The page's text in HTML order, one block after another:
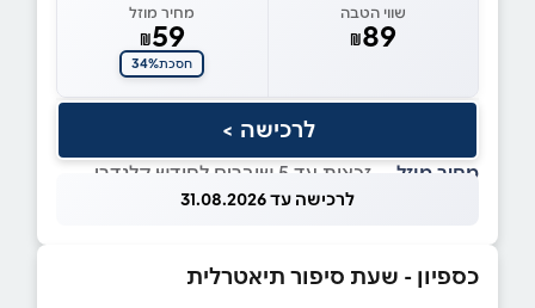
שווי הטבה
₪89
מחיר מוזל
₪59
חסכת34%
לרכישה >
מחיר מוזל — זכאות עד 5 שוברים לחודש קלנדרי
לרכישה עד 31.08.2026
כספיון - שעת סיפור תיאטרלית